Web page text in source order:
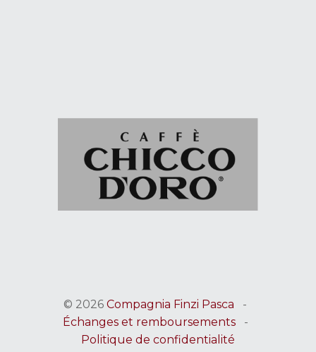
© 2026 Compagnia Finzi Pasca -
Échanges et remboursements-
Politique de confidentialité